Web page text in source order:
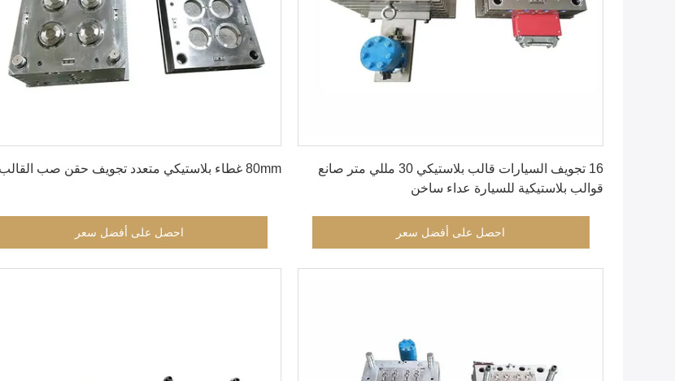
16 تجويف السيارات قالب بلاستيكي 30 مللي متر صانع
قوالب بلاستيكية للسيارة عداء ساخن
احصل على أفضل سعر
80mm غطاء بلاستيكي متعدد تجويف حقن صب القالب
احصل على أفضل سعر